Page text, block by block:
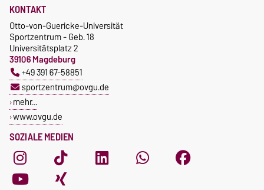
SOZIALE MEDIEN
KONTAKT
Otto-von-Guericke-Universität
Sportzentrum - Geb. 18
Universitätsplatz 2
39106 Magdeburg
+49 391 67-58851
sportzentrum@ovgu.de
mehr…
www.ovgu.de